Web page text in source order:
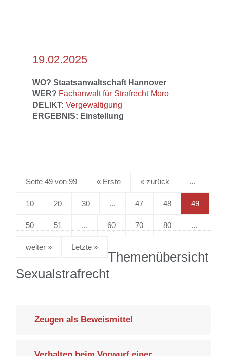
19.02.2025
WO? Staatsanwaltschaft Hannover
WER? Fachanwalt für Strafrecht Moro
DELIKT:Vergewaltigung
ERGEBNIS: Einstellung
Seite 49 von 99 « Erste « ...
10 20 30 ... 47 48 49
50 51 ... 60 70 80 ...
» Letzte »
Themenübersicht
Sexualstrafrecht
Zeugen als Beweismittel